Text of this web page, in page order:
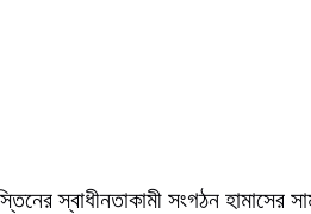
স্বাধীনতাকামী সংগঠন হামাসের